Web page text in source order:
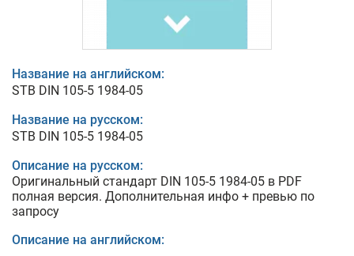
Название на английском:
STB DIN 105-5 1984-05
Название на русском:
STB DIN 105-5 1984-05
Описание на русском:
Оригинальный стандарт DIN 105-5 1984-05 в PDF
полная версия. Дополнительная инфо + превью по
запросу
Описание на английском: